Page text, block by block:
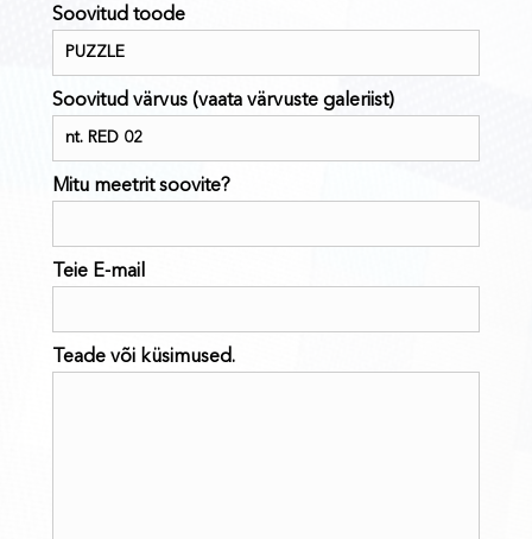
Soovitud toode
Soovitud värvus (vaata värvuste galeriist)
Mitu meetrit soovite?
Teie E-mail
Teade või küsimused.